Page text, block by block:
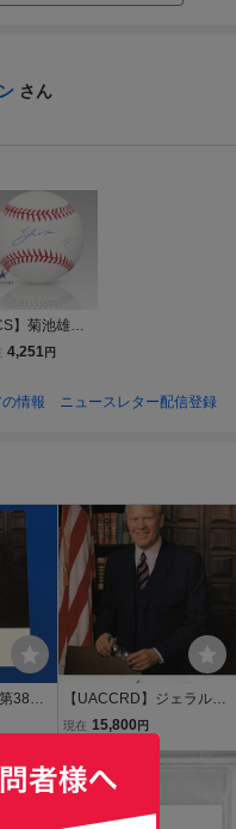
さん
】菊池雄星
サイン 入り
ードスターズ
4,251円
情報 ニュースレター配信登録
38代
フォ
【UACCRD】ジェラルド
Rフォード直筆サイン■第
38代米国大統領●
現在 15,800 円